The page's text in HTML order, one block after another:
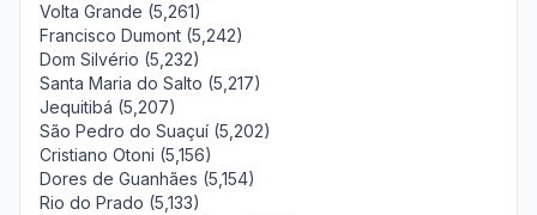
Volta Grande (5,261)
Francisco Dumont (5,242)
Dom Silvério (5,232)
Santa Maria do Salto (5,217)
Jequitibá (5,207)
São Pedro do Suaçuí (5,202)
Cristiano Otoni (5,156)
Dores de Guanhães (5,154)
Rio do Prado (5,133)